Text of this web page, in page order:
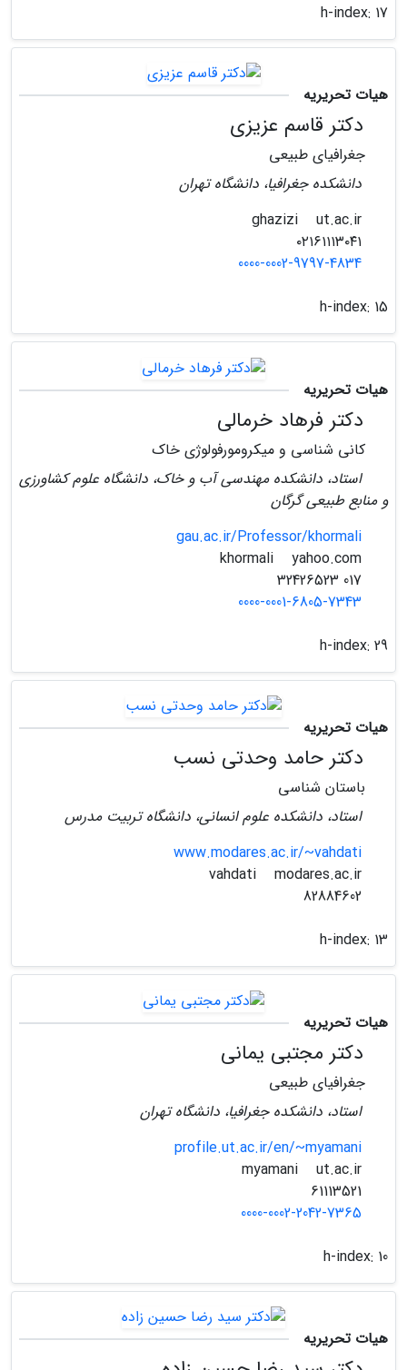
h-index: 17
هیات تحریریه
دکتر قاسم عزیزی
جغرافیای طبیعی
دانشکده جغرافیا، دانشگاه تهران
ut.ac.ir
0000-0002-9797-4834
h-index: 15
هیات تحریریه
دکتر فرهاد خرمالی
کانی شناسی و میکرومورفولوژی خاک
استاد، دانشکده مهندسی آب و خاک، دانشگاه علوم کشاورزی
و منابع طبیعی گرگان
gau.ac.ir/Professor/khormali
yahoo.com
0000-0001-6805-7343
h-index: 29
هیات تحریریه
دکتر حامد وحدتی نسب
باستان شناسی
استاد، دانشکده علوم انسانی، دانشگاه تربیت مدرس
www.modares.ac.ir/~vahdati
modares.ac.ir
h-index: 13
هیات تحریریه
دکتر مجتبی یمانی
جغرافیای طبیعی
استاد، دانشکده جغرافیا، دانشگاه تهران
profile.ut.ac.ir/en/~myamani
ut.ac.ir
0000-0002-2042-7365
h-index: 10
هیات تحریریه